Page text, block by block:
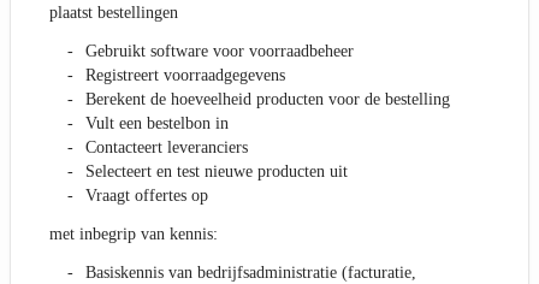
plaatst bestellingen
Gebruikt software voor voorraadbeheer
Registreert voorraadgegevens
Berekent de hoeveelheid producten voor de bestelling
Vult een bestelbon in
Contacteert leveranciers
Selecteert en test nieuwe producten uit
Vraagt offertes op
met inbegrip van kennis:
Basiskennis van bedrijfsadministratie (facturatie,